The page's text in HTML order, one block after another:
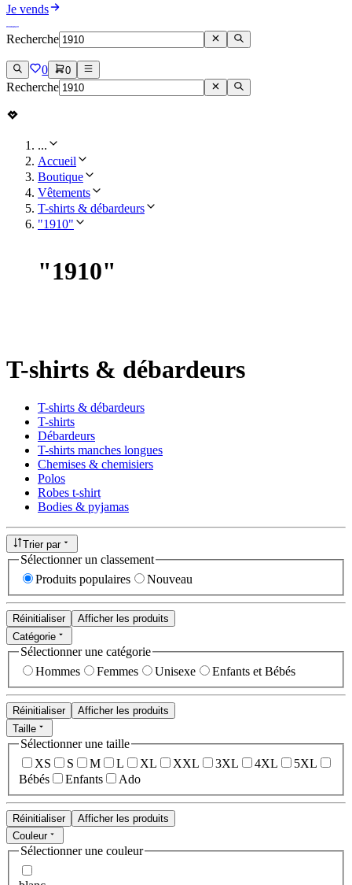
Je vends
Recherche
0 0
Recherche
...
Accueil
Boutique
Vêtements
T-shirts & débardeurs
"1910"
"1910"
T-shirts & débardeurs
T-shirts & débardeurs
T-shirts
Débardeurs
T-shirts manches longues
Chemises & chemisiers
Polos
Robes t-shirt
Bodies & pyjamas
Trier par
Sélectionner un classement
Produits populaires
Nouveau
Réinitialiser
Afficher les produits
Catégorie
Sélectionner une catégorie
Hommes
Femmes Unisexe Enfants et Bébés
Réinitialiser
Afficher les produits
Taille
Sélectionner une taille
XS
S M L XL XXL 3XL 4XL
5XL
Bébés
Enfants Ado
Réinitialiser
Afficher les produits
Couleur
Sélectionner une couleur